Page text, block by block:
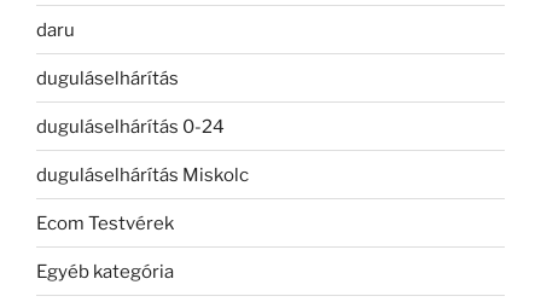
daru
duguláselhárítás
duguláselhárítás 0-24
duguláselhárítás Miskolc
Ecom Testvérek
Egyéb kategória